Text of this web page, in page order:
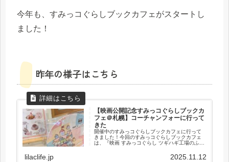
今年も、すみっコぐらしブックカフェがスタートし
ました！
昨年の様子はこちら
【映画公開記念すみっコぐらしブックカ
フェ＠札幌】コーチャンフォーに行って
きた
開催中のすみっコぐらしブックカフェに行って
きました！今回のすみっコぐらしブックカフェ
は、『映画 すみっコぐらし ツギハギ工場のふし
っコたちに囲まれて、娘とランチしてきました
lilaclife.jp 2025.11.12